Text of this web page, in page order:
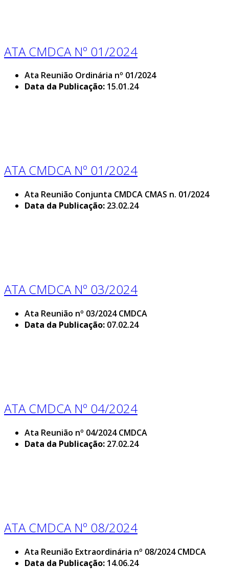
ATA CMDCA Nº 01/2024
Ata Reunião Ordinária nº 01/2024
Data da Publicação: 15.01.24
ATA CMDCA Nº 01/2024
Ata Reunião Conjunta CMDCA CMAS n. 01/2024
Data da Publicação: 23.02.24
ATA CMDCA Nº 03/2024
Ata Reunião nº 03/2024 CMDCA
Data da Publicação: 07.02.24
ATA CMDCA Nº 04/2024
Ata Reunião nº 04/2024 CMDCA
Data da Publicação: 27.02.24
ATA CMDCA Nº 08/2024
Ata Reunião Extraordinária nº 08/2024 CMDCA
Data da Publicação: 14.06.24